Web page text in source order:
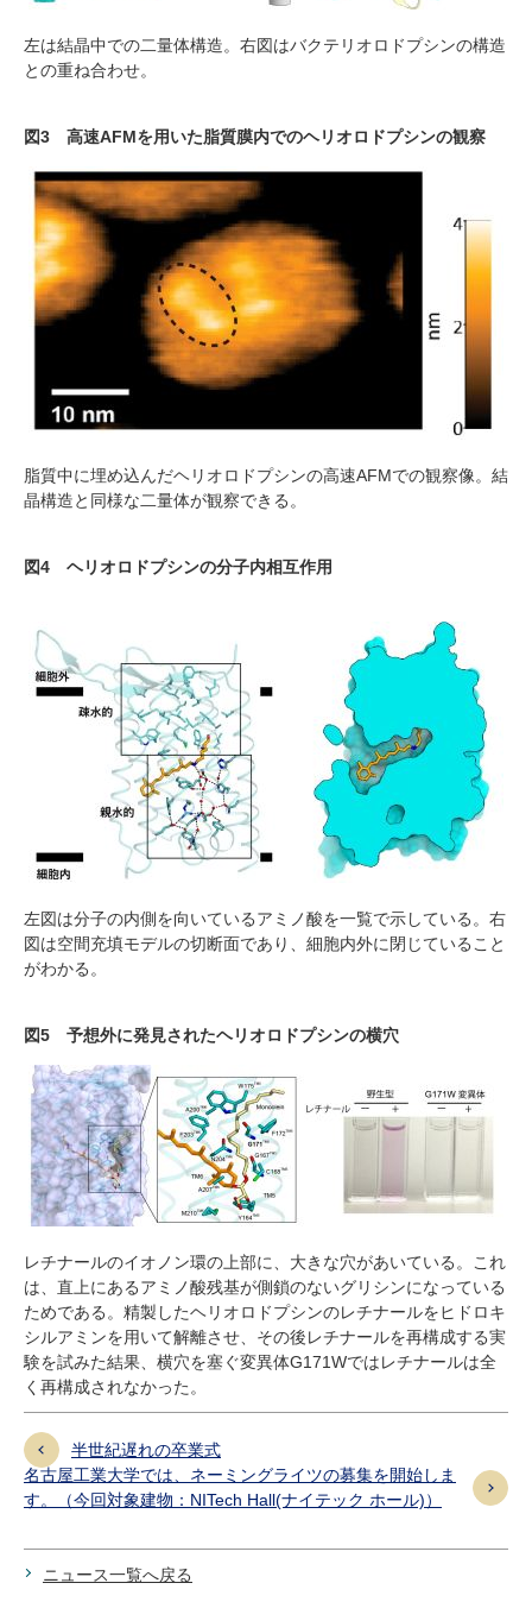
左は結晶中での二量体構造。右図はバクテリオロドプシンの構造
との重ね合わせ。
図3 高速AFMを用いた脂質膜内でのヘリオロドプシンの観察
脂質中に埋め込んだヘリオロドプシンの高速AFMでの観察像。結
晶構造と同様な二量体が観察できる。
図4 ヘリオロドプシンの分子内相互作用
左図は分子の内側を向いているアミノ酸を一覧で示している。右
図は空間充填モデルの切断面であり、細胞内外に閉じていること
がわかる。
図5 予想外に発見されたヘリオロドプシンの横穴
レチナールのイオノン環の上部に、大きな穴があいている。これ
は、直上にあるアミノ酸残基が側鎖のないグリシンになっている
ためである。精製したヘリオロドプシンのレチナールをヒドロキ
シルアミンを用いて解離させ、その後レチナールを再構成する実
験を試みた結果、横穴を塞ぐ変異体G171Wではレチナールは全
く再構成されなかった。
半世紀遅れの卒業式
名古屋工業大学では、ネーミングライツの募集を開始しま
す。（今回対象建物：NITech Hall(ナイテック ホール)）
ニュース一覧へ戻る